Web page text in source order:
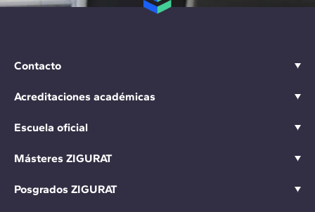
Contacto
Acreditaciones académicas
Escuela oficial
Másteres ZIGURAT
Posgrados ZIGURAT